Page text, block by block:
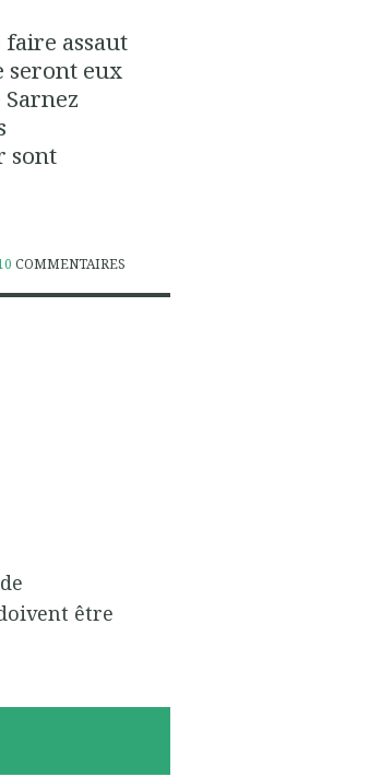
assaut
seront eux
sont
COMMENTAIRES
être